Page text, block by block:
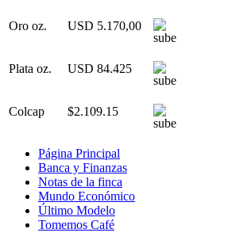
Oro oz. USD 5.170,00
Plata oz. USD 84.425
Colcap $2.109.15
Página Principal
Banca y Finanzas
Notas de la finca
Mundo Económico
Último Modelo
Tomemos Café